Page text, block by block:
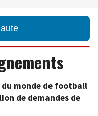
du monde de football
de demandes de